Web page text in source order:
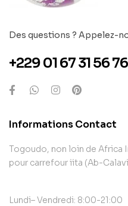
Des questions ? Appelez-
+229 01 67 31 56 76
Informations Contact
Togoudo, non loin de Africa
pour carrefour iita (Ab-
Lundi– Vendredi: 8:00-21:00